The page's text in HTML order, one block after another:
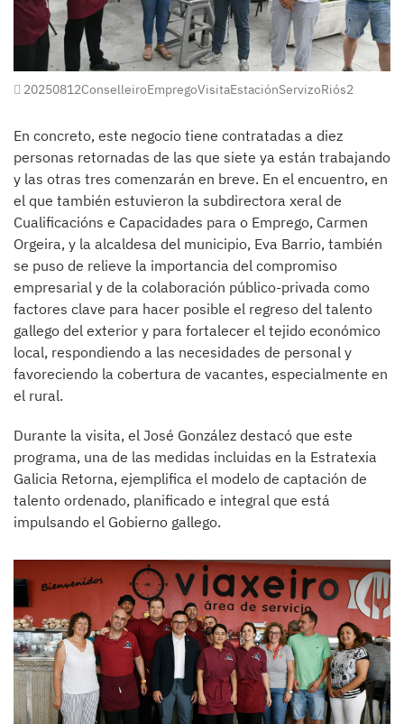
20250812ConselleiroEmpregoVisitaEstaciónServizoRiós2
En concreto, este negocio tiene contratadas a diez
personas retornadas de las que siete ya están trabajando
y las otras tres comenzarán en breve. En el encuentro, en
el que también estuvieron la subdirectora xeral de
Cualificacións e Capacidades para o Emprego, Carmen
Orgeira, y la alcaldesa del municipio, Eva Barrio, también
se puso de relieve la importancia del compromiso
empresarial y de la colaboración público-privada como
factores clave para hacer posible el regreso del talento
gallego del exterior y para fortalecer el tejido económico
local, respondiendo a las necesidades de personal y
favoreciendo la cobertura de vacantes, especialmente en
el rural.
Durante la visita, el José González destacó que este
programa, una de las medidas incluidas en la Estratexia
Galicia Retorna, ejemplifica el modelo de captación de
talento ordenado, planificado e integral que está
impulsando el Gobierno gallego.